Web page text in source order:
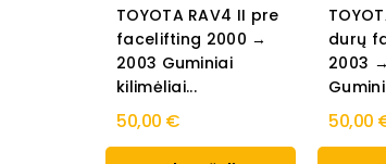
TOYOTA RAV4 II pre
facelifting 2000 →
2003 Guminiai
kilimėliai...
50,00 €
durų
2003
50,00